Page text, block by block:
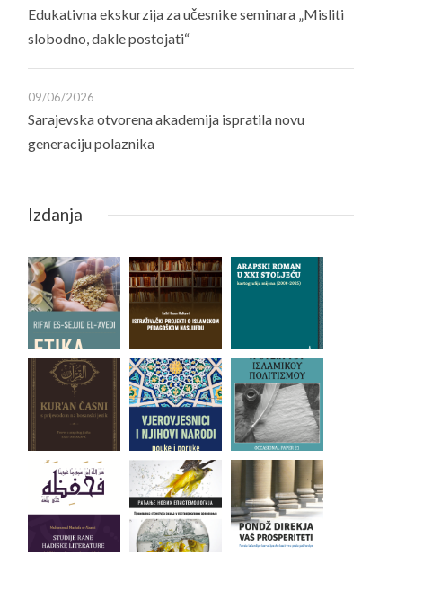
Edukativna ekskurzija za učesnike seminara „Misliti
slobodno, dakle postojati“
09/06/2026
Sarajevska otvorena akademija ispratila novu
generaciju polaznika
Izdanja